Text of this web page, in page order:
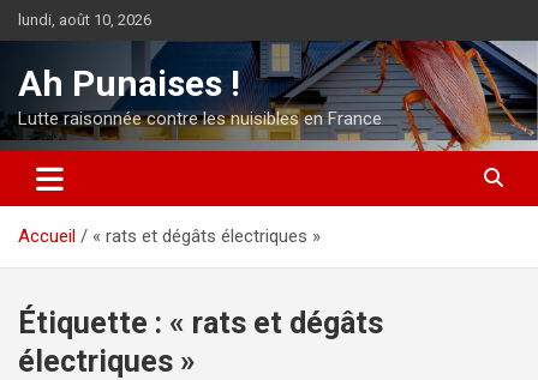
Aller
au
lundi, août 10, 2026
Ah Punaises !
Lutte raisonnée contre les nuisibles en France
Accueil « rats et dégâts électriques »
Étiquette : « rats et dégâts
électriques »